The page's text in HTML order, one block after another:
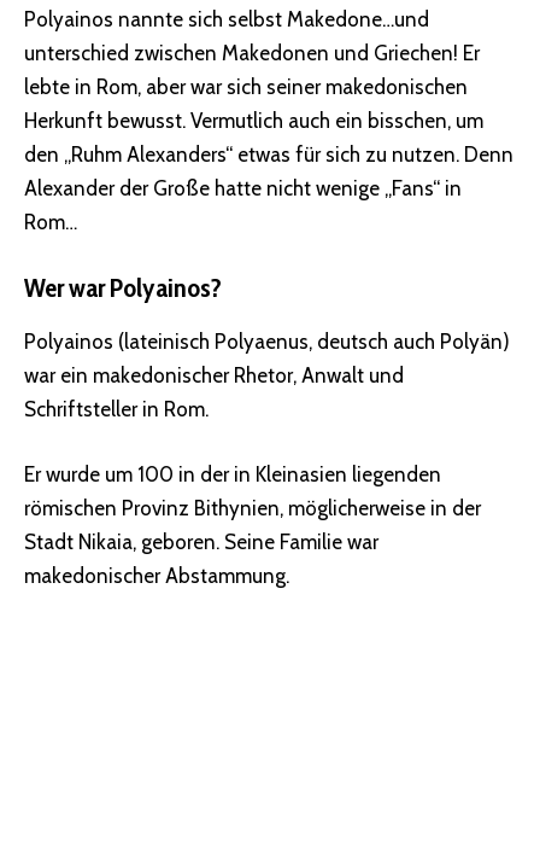
Polyainos nannte sich selbst Makedone…und
unterschied zwischen Makedonen und Griechen! Er
lebte in Rom, aber war sich seiner makedonischen
Herkunft bewusst. Vermutlich auch ein bisschen, um
den „Ruhm Alexanders“ etwas für sich zu nutzen. Denn
Alexander der Große hatte nicht wenige „Fans“ in
Rom…
Wer war Polyainos?
Polyainos (lateinisch Polyaenus, deutsch auch Polyän)
war ein makedonischer Rhetor, Anwalt und
Schriftsteller in Rom.
Er wurde um 100 in der in Kleinasien liegenden
römischen Provinz Bithynien, möglicherweise in der
Stadt Nikaia, geboren. Seine Familie war
makedonischer Abstammung.